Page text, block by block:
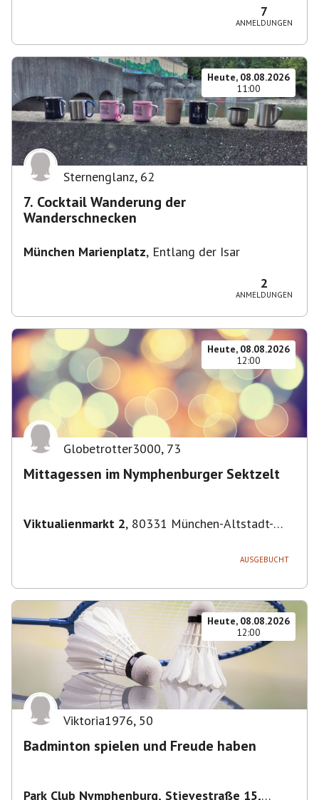
7
ANMELDUNGEN
Heute, 08.08.2026
11:00
Sternenglanz, 62
7. Cocktail Wanderung der
Wanderschnecken
München Marienplatz, Entlang der Isar
2
ANMELDUNGEN
Heute, 08.08.2026
12:00
Globetrotter3000, 73
Mittagessen im Nymphenburger Sektzelt
Viktualienmarkt 2, 80331 München-Altstadt-
AUSGEBUCHT
Heute, 08.08.2026
12:00
Viktoria1976, 50
Badminton spielen und Freude haben
Park Club Nymphenburg, Stievestraße 15,